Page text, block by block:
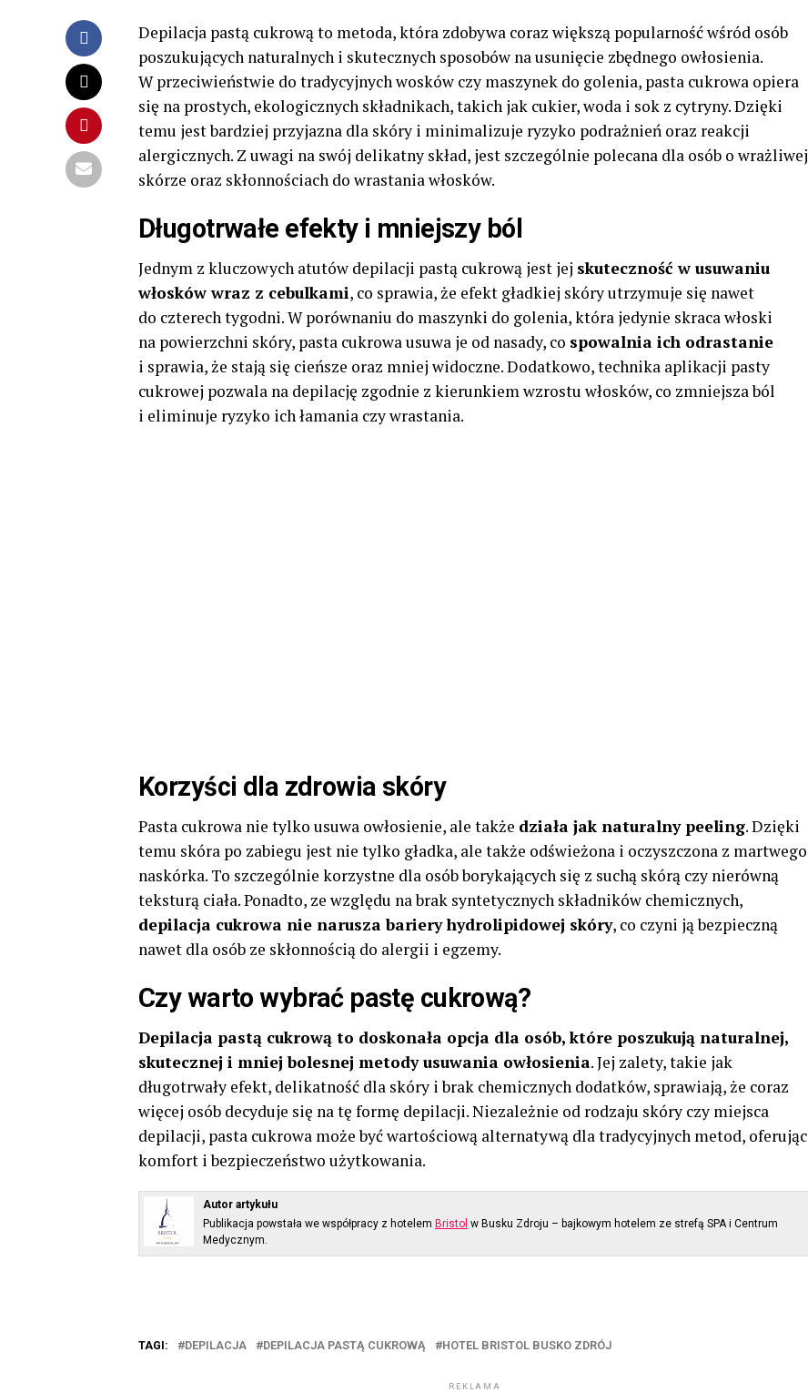
Depilacja pastą cukrową to metoda, która zdobywa coraz większą popularność wśród osób
poszukujących naturalnych i skutecznych sposobów na usunięcie zbędnego owłosienia.
W przeciwieństwie do tradycyjnych wosków czy maszynek do golenia, pasta cukrowa opiera
się na prostych, ekologicznych składnikach, takich jak cukier, woda i sok z cytryny. Dzięki
temu jest bardziej przyjazna dla skóry i minimalizuje ryzyko podrażnień oraz reakcji
alergicznych. Z uwagi na swój delikatny skład, jest szczególnie polecana dla osób o wrażliwej
skórze oraz skłonnościach do wrastania włosków.
Długotrwałe efekty i mniejszy ból
Jednym z kluczowych atutów depilacji pastą cukrową jest jej skuteczność w usuwaniu
włosków wraz z cebulkami, co sprawia, że efekt gładkiej skóry utrzymuje się nawet
do czterech tygodni. W porównaniu do maszynki do golenia, która jedynie skraca włoski
na powierzchni skóry, pasta cukrowa usuwa je od nasady, co spowalnia ich odrastanie
i sprawia, że stają się cieńsze oraz mniej widoczne. Dodatkowo, technika aplikacji pasty
cukrowej pozwala na depilację zgodnie z kierunkiem wzrostu włosków, co zmniejsza ból
i eliminuje ryzyko ich łamania czy wrastania.
Korzyści dla zdrowia skóry
Pasta cukrowa nie tylko usuwa owłosienie, ale także działa jak naturalny peeling. Dzięki
temu skóra po zabiegu jest nie tylko gładka, ale także odświeżona i oczyszczona z martwego
naskórka. To szczególnie korzystne dla osób borykających się z suchą skórą czy nierówną
teksturą ciała. Ponadto, ze względu na brak syntetycznych składników chemicznych,
depilacja cukrowa nie narusza bariery hydrolipidowej skóry, co czyni ją bezpieczną
nawet dla osób ze skłonnością do alergii i egzemy.
Czy warto wybrać pastę cukrową?
Depilacja pastą cukrową to doskonała opcja dla osób, które poszukują naturalnej,
skutecznej i mniej bolesnej metody usuwania owłosienia. Jej zalety, takie jak
długotrwały efekt, delikatność dla skóry i brak chemicznych dodatków, sprawiają, że coraz
więcej osób decyduje się na tę formę depilacji. Niezależnie od rodzaju skóry czy miejsca
depilacji, pasta cukrowa może być wartościową alternatywą dla tradycyjnych metod, oferując
komfort i bezpieczeństwo użytkowania.
Autor artykułu
Publikacja powstała we współpracy z hotelem Bristol w Busku Zdroju – bajkowym hotelem ze strefą SPA i Centrum
Medycznym.
TAGI: DEPILACJA DEPILACJA PASTĄ CUKROWĄ HOTEL BRISTOL BUSKO ZDRÓJ
REKLAMA